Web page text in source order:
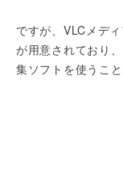
ですが、VLCメデ
が用意されており
集ソフトを使うこ